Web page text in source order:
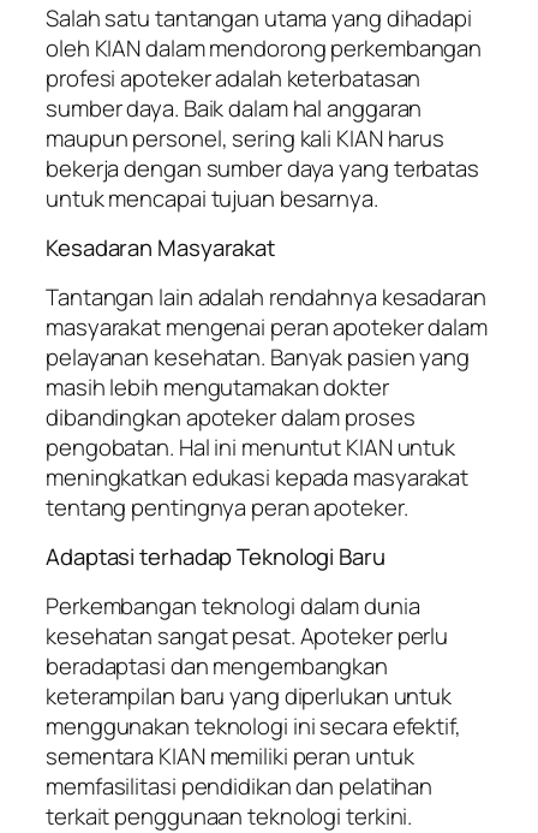
Salah satu tantangan utama yang dihadapi
oleh KIAN dalam mendorong perkembangan
profesi apoteker adalah keterbatasan
sumber daya. Baik dalam hal anggaran
maupun personel, sering kali KIAN harus
bekerja dengan sumber daya yang terbatas
untuk mencapai tujuan besarnya.
Kesadaran Masyarakat
Tantangan lain adalah rendahnya kesadaran
masyarakat mengenai peran apoteker dalam
pelayanan kesehatan. Banyak pasien yang
masih lebih mengutamakan dokter
dibandingkan apoteker dalam proses
pengobatan. Hal ini menuntut KIAN untuk
meningkatkan edukasi kepada masyarakat
tentang pentingnya peran apoteker.
Adaptasi terhadap Teknologi Baru
Perkembangan teknologi dalam dunia
kesehatan sangat pesat. Apoteker perlu
beradaptasi dan mengembangkan
keterampilan baru yang diperlukan untuk
menggunakan teknologi ini secara efektif,
sementara KIAN memiliki peran untuk
memfasilitasi pendidikan dan pelatihan
terkait penggunaan teknologi terkini.